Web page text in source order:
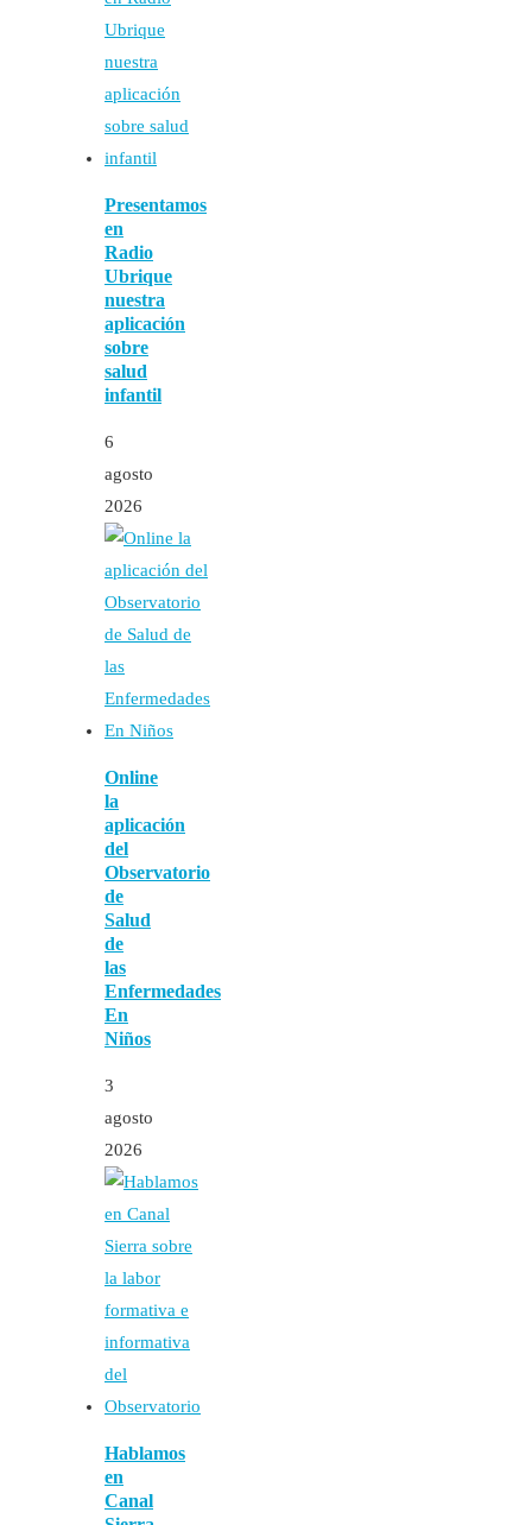
Presentamos
en
Radio
Ubrique
nuestra
aplicación
sobre
salud
infantil
6
agosto
2026
Online
la
aplicación
del
Observatorio
de
Salud
de
las
Enfermedades
En
Niños
3
agosto
2026
Hablamos
en
Canal